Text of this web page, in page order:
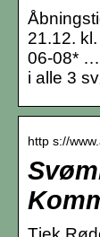
21.12.
06-08* …
i alle 3
http s://